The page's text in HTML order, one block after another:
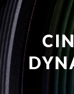
CAMERA’S
NATUUROBSERVATIE